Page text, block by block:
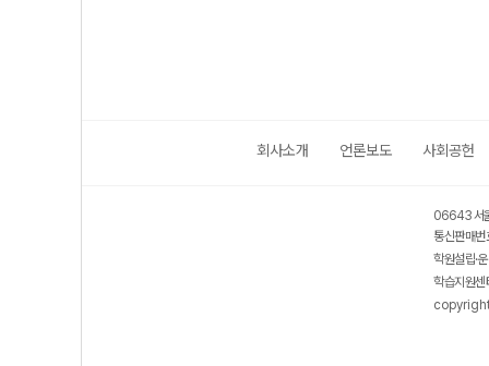
회사소개 언론보도 사회공헌
06643 서
통신판매
학원설립·
학습지원